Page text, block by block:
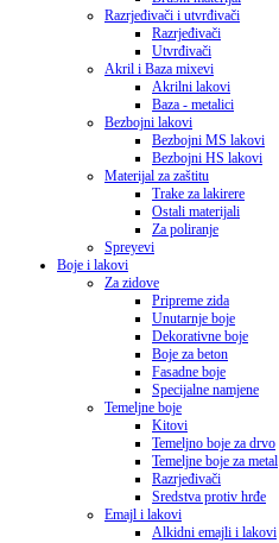
Razrjeđivači i utvrđivači
Razrjeđivači
Utvrđivači
Akril i Baza mixevi
Akrilni lakovi
Baza - metalici
Bezbojni lakovi
Bezbojni MS lakovi
Bezbojni HS lakovi
Materijal za zaštitu
Trake za lakirere
Ostali materijali
Za poliranje
Spreyevi
Boje i lakovi
Za zidove
Pripreme zida
Unutarnje boje
Dekorativne boje
Boje za beton
Fasadne boje
Specijalne namjene
Temeljne boje
Kitovi
Temeljno boje za drvo
Temeljne boje za metal
Razrjeđivači
Sredstva protiv hrđe
Emajl i lakovi
Alkidni emajli i lakovi